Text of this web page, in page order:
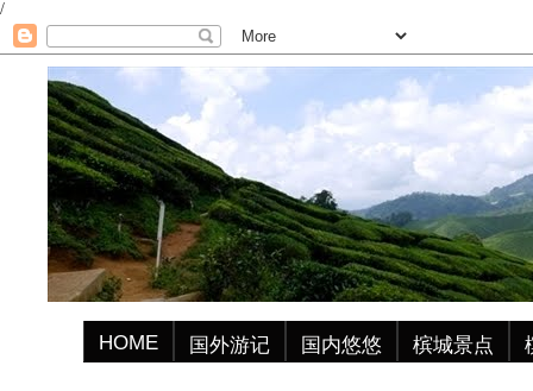
/
HOME 国外游记 国内悠悠 槟城景点